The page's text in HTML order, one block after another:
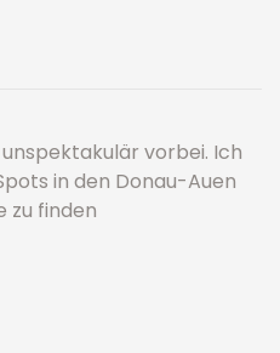
vorbei. Ich
in den Donau-Auen
zu finden